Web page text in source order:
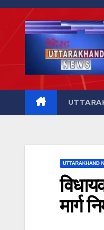
Skip
content
UTTARAKHAND
मार्ग